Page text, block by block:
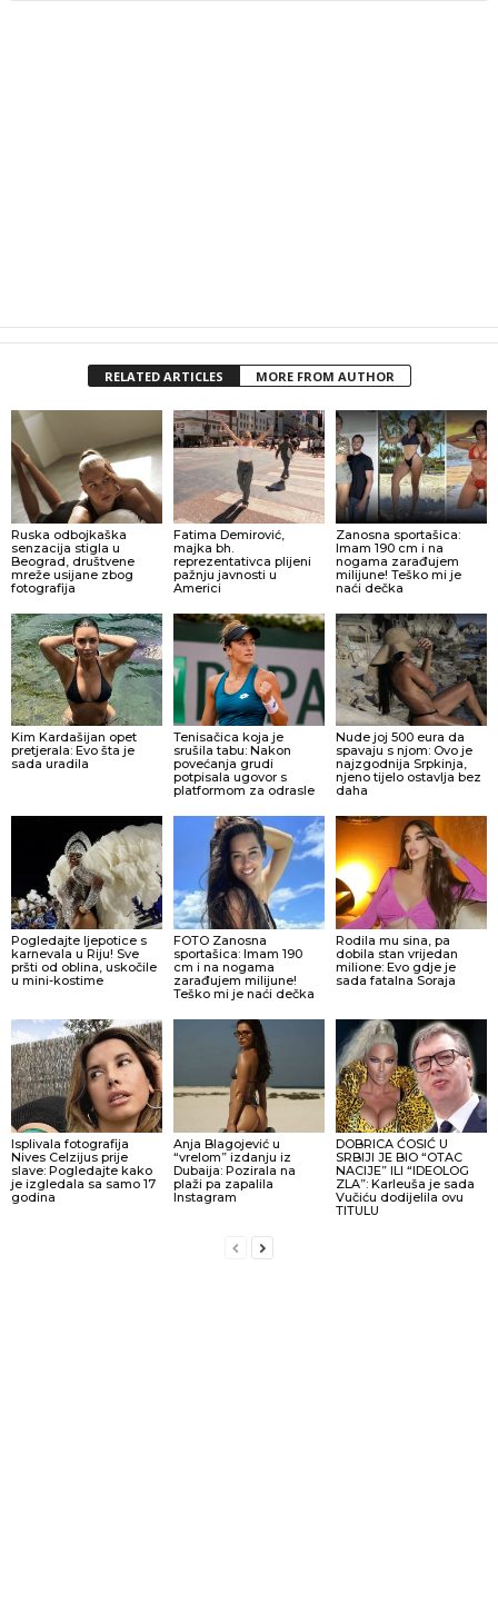
RELATED ARTICLES MORE FROM AUTHOR
Ruska odbojkaška
senzacija stigla u
Beograd, društvene
mreže usijane zbog
fotografija
Fatima Demirović,
majka bh.
reprezentativca plijeni
pažnju javnosti u
Americi
Zanosna sportašica:
Imam 190 cm i na
nogama zarađujem
milijune! Teško mi je
naći dečka
Kim Kardašijan opet
pretjerala: Evo šta je
sada uradila
Tenisačica koja je
srušila tabu: Nakon
povećanja grudi
potpisala ugovor s
platformom za odrasle
Nude joj 500 eura da
spavaju s njom: Ovo je
najzgodnija Srpkinja,
njeno tijelo ostavlja bez
daha
Pogledajte ljepotice s
karnevala u Riju! Sve
pršti od oblina, uskočile
u mini-kostime
FOTO Zanosna
sportašica: Imam 190
cm i na nogama
zarađujem milijune!
Teško mi je naći dečka
Rodila mu sina, pa
dobila stan vrijedan
milione: Evo gdje je
sada fatalna Soraja
Isplivala fotografija
Nives Celzijus prije
slave: Pogledajte kako
je izgledala sa samo 17
godina
Anja Blagojević u
“vrelom” izdanju iz
Dubaija: Pozirala na
plaži pa zapalila
Instagram
DOBRICA ĆOSIĆ U
SRBIJI JE BIO “OTAC
NACIJE” ILI “IDEOLOG
ZLA”: Karleuša je sada
Vučiću dodijelila ovu
TITULU